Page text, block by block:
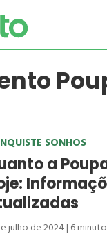
SONHOS
a
julho de 2024 6